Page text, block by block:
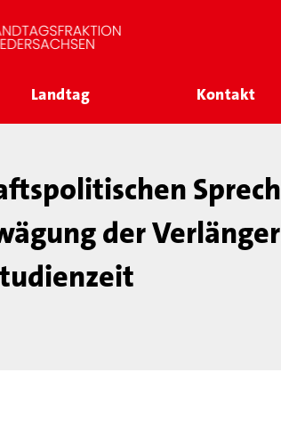
Landtag Kontakt
der